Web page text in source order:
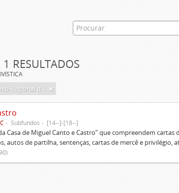
RESULTADOS
Biblioteca Pública e Arquivo Regional de Ponta Delgada
Subfundos [14--]-[18--]
Casa de Miguel Canto e Castro” que compreendem
autos de partilha, sentenças, cartas de mercê e privilégio,